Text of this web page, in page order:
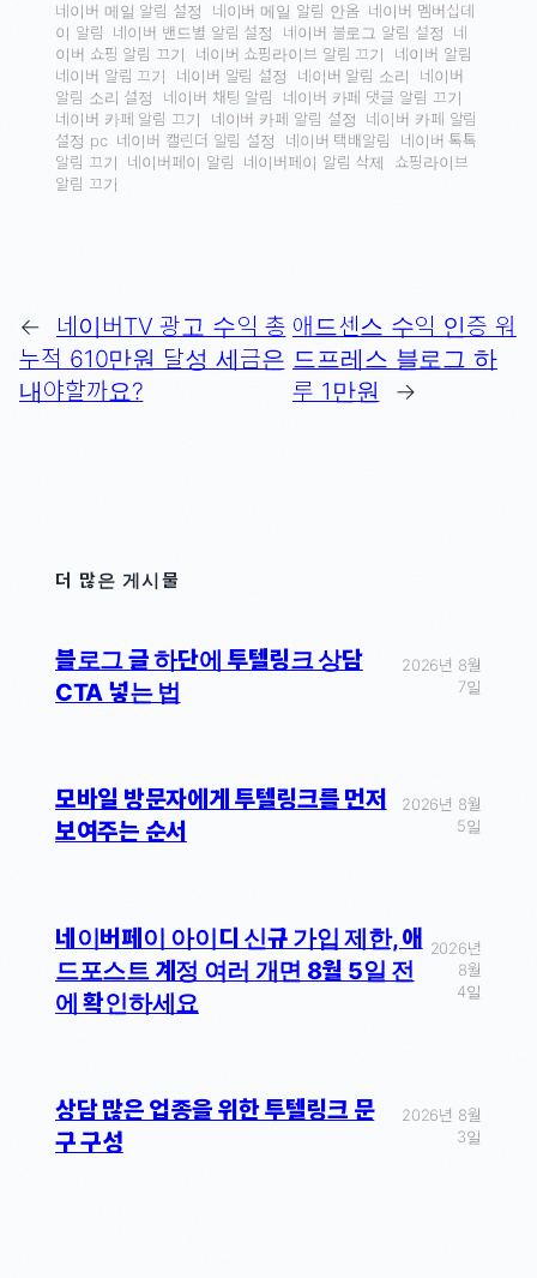
네이버 메일 알림 설정 네이버 메일 알림 안옴 네이버 멤버십데
이 알림
네이버 밴드별 알림 설정 네이버 블로그 알림 설정
네
이버 쇼핑 알림 끄기
네이버 쇼핑라이브 알림 끄기
네이버 알림
네이버 알림 끄기
네이버 알림 설정 네이버 알림 소리
네이버
알림 소리 설정
네이버 채팅 알림
네이버 카페 댓글 알림 끄기
네이버 카페 알림 끄기
네이버 카페 알림 설정
네이버 카페 알림
설정 pc 네이버 캘린더 알림 설정 네이버 택배알림
네이버 톡톡
알림 끄기
네이버페이 알림 네이버페이 알림 삭제
쇼핑라이브
알림 끄기
←
네이버TV 광고 수익 총
누적 610만원 달성 세금은
내야할까요?
애드센스 수익 인증 워
드프레스 블로그 하
루 1만원
→
더 많은 게시물
블로그 글 하단에 투텔링크 상담
CTA 넣는 법
2026년 8월
7일
모바일 방문자에게 투텔링크를 먼저
보여주는 순서
2026년 8월
5일
네이버페이 아이디 신규 가입 제한, 애
드포스트 계정 여러 개면 8월 5일 전
에 확인하세요
2026년
8월
4일
상담 많은 업종을 위한 투텔링크 문
구 구성
2026년 8월
3일